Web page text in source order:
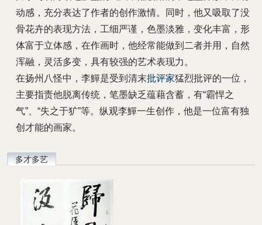
动感，充分表达了作者的创作激情。同时，他又吸取了没
骨花卉的表现方法，工细严谨，色墨淡雅，变化丰富，形
体富于立体感，在作画时，他经常能做到二者并用，自然
浑融，灵活多变，具有较强的艺术表现力。
在扬州八怪中，李鱓是受到清末批评家猛烈批评的一位，
主要指责他脱离传统，笔墨缺乏蕴藉含蓄，有“霸悍之
气”、“失之于犷”等。纵观李鱓一生创作，他是一位富有独
创才能的画家。
多才多艺